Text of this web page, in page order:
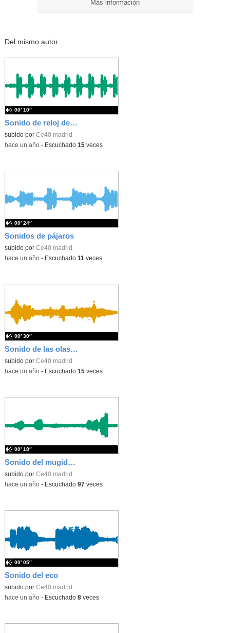
Más información
Del mismo autor…
Sonido de reloj de cuco
subido por Ce40 madrid
00′ 10″
-hace un año- Escuchado 15veces
Sonidos de pájaros
subido por Ce40 madrid
00′ 24″
-hace un año- Escuchado 11 veces
Sonido de las olas del mar
subido por Ce40 madrid
00′ 30″
-hace un año- Escuchado 15veces
Sonido del mugido de una vaca
subido por Ce40 madrid
00′ 18″
-hace un año- Escuchado 97veces
Sonido del eco
subido por Ce40 madrid
00′ 05″
-hace un año- Escuchado 8veces